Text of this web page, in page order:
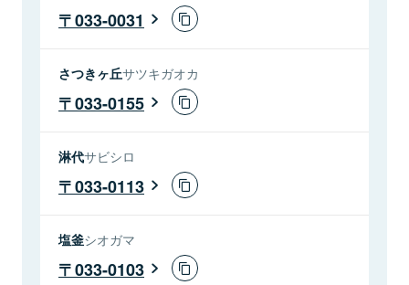
033-0031
さつきヶ丘サツキガオカ
033-0155
淋代サビシロ
033-0113
塩釜シオガマ
033-0103